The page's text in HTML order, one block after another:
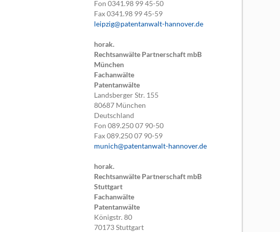
Fon0341.98 99 45-50
Fax0341.98 99 45-59
leipzig@patentanwalt-hannover.de
horak.
Rechtsanwälte Partnerschaft mbB
München
Fachanwälte
Patentanwälte
Landsberger Str. 155
80687 München
Deutschland
Fon089.250 07 90-50
Fax089.250 07 90-59
munich@patentanwalt-hannover.de
horak.
Rechtsanwälte Partnerschaft mbB
Stuttgart
Fachanwälte
Patentanwälte
Königstr. 80
70173Stuttgart